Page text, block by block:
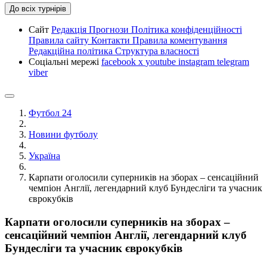
До всіх турнірів
Сайт Редакція Прогнози Політика конфіденційності
Правила сайту Контакти Правила коментування
Редакційна політика Структура власності
Соціальні мережі facebook x youtube instagram telegram
viber
Футбол 24
Новини футболу
Україна
Карпати оголосили суперників на зборах – сенсаційний
чемпіон Англії, легендарний клуб Бундесліги та учасник
єврокубків
Карпати оголосили суперників на зборах –
сенсаційний чемпіон Англії, легендарний клуб
Бундесліги та учасник єврокубків